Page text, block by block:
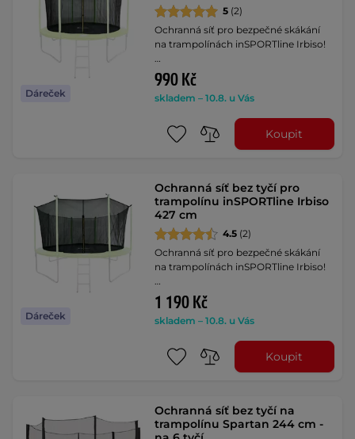
Dáreček
5 (2)
Ochranná síť pro bezpečné skákání
na trampolínách inSPORTline Irbiso!
…
990 Kč
skladem – 10.8. u Vás
Koupit
Dáreček
Ochranná síť bez tyčí pro
trampolínu inSPORTline Irbiso
427 cm
4.5 (2)
Ochranná síť pro bezpečné skákání
na trampolínách inSPORTline Irbiso!
…
1 190 Kč
skladem – 10.8. u Vás
Koupit
Ochranná síť bez tyčí na
trampolínu Spartan 244 cm -